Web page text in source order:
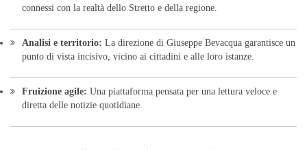
connessi con la realtà dello Stretto e della regione.
Analisi e territorio: La direzione di Giuseppe Bevacqua garantisce un
punto di vista incisivo, vicino ai cittadini e alle loro istanze.
Fruizione agile: Una piattaforma pensata per una lettura veloce e
diretta delle notizie quotidiane.